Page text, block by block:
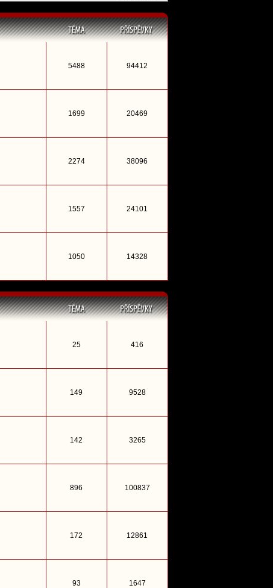
5488 94412
1699 20469
2274 38096
1557 24101
1050 14328
25 416
149 9528
142 3265
896 100837
172 12861
93 1647